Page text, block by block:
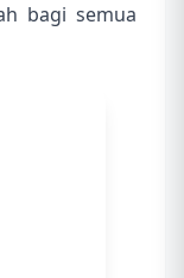
bagi semua